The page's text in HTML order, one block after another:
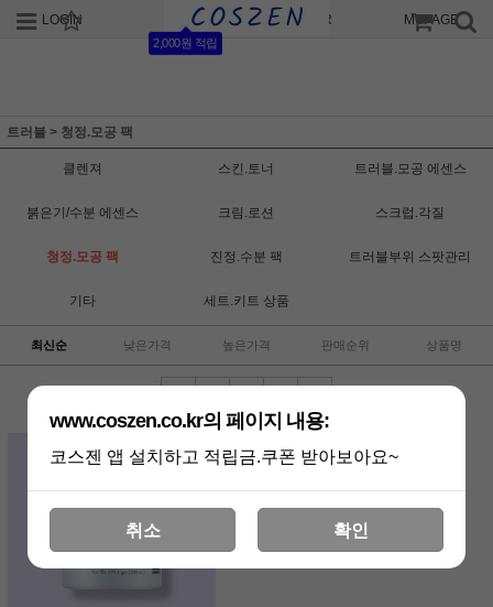
LOGIN JOIN
2,000원 적립
ORDER MYPAGE
트러블 > 청정.모공 팩
클렌져 스킨.토너 트러블.모공 에센스
붉은기/수분 에센스 크림.로션 스크럽.각질
청정.모공 팩 진정.수분 팩 트러블부위 스팟관리
기타 세트.키트 상품
최신순 낮은가격 높은가격 판매순위 상품명
크리니컬포뮬러 페이셜 트리트먼트
마스크 180g / 피지 문제, 모공, 강력
78,000원
www.coszen.co.kr의 페이지 내용:
코스젠 앱 설치하고 적립금.쿠폰 받아보아요~
취소 확인